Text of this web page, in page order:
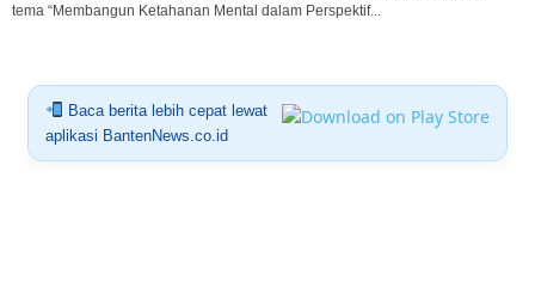
tema “Membangun Ketahanan Mental dalam Perspektif...
Baca berita lebih cepat lewat
aplikasi BantenNews.co.id